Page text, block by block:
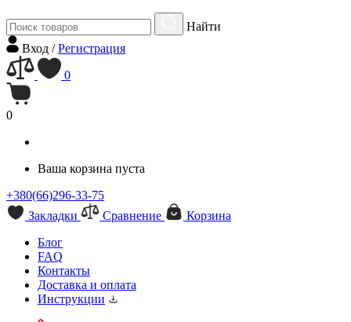
Найти
Вход /Регистрация
0
0
Ваша корзина пуста
+380(66)296-33-75
Закладки
Сравнение
Корзина
Блог
FAQ
Контакты
Доставка и оплата
Инструкции